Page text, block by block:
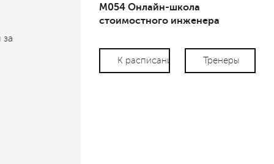
М054 Онлайн-школа
стоимостного инженера
К расписанию Тренеры